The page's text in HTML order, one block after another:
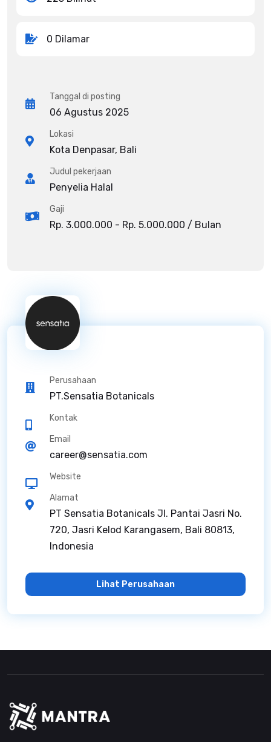
0 Dilamar
Tanggal di posting
06 Agustus 2025
Lokasi
Kota Denpasar, Bali
Judul pekerjaan
Penyelia Halal
Gaji
Rp. 3.000.000 - Rp. 5.000.000 / Bulan
Perusahaan
PT.Sensatia Botanicals
Kontak
Email
career@sensatia.com
Website
Alamat
PT Sensatia Botanicals Jl. Pantai Jasri No.
720, Jasri Kelod Karangasem, Bali 80813,
Indonesia
Lihat Perusahaan